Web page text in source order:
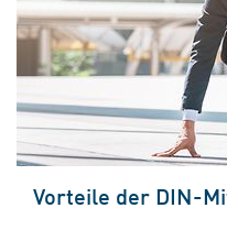
Vorteile der DIN-